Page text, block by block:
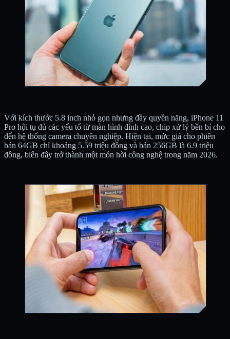
Với kích thước 5.8 inch nhỏ gọn nhưng đầy quyền năng, iPhone 11
Pro hội tụ đủ các yếu tố từ màn hình đỉnh cao, chip xử lý bền bỉ cho
đến hệ thống camera chuyên nghiệp. Hiện tại, mức giá cho phiên
bản 64GB chỉ khoảng 5.59 triệu đồng và bản 256GB là 6.9 triệu
đồng, biến đây trở thành một món hời công nghệ trong năm 2026.